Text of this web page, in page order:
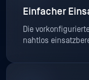
Einfacher
Die
nahtlos